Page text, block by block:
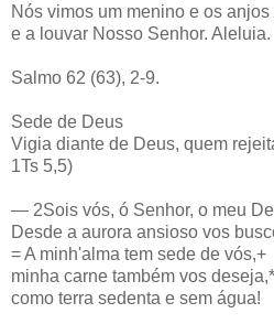
Nós vimos um menino e os anjos
e a louvar Nosso Senhor. Aleluia.
Salmo 62 (63), 2-9.
Sede de Deus
Vigia diante de Deus, quem
1Ts 5,5)
— 2Sois vós, ó Senhor, o meu
Desde a aurora ansioso vos
= A minh'alma tem sede de vós,+
minha carne também vos deseja,*
como terra sedenta e sem água!